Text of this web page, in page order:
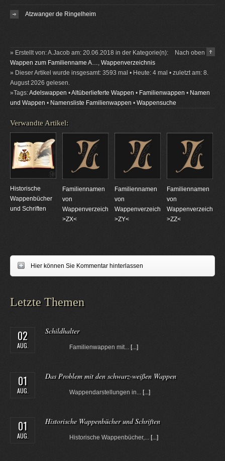
Atzwanger de Ringelheim
Nach oben
» Erstellt von: A.Jacob am: 20.06.2018 in der Kategorie(n):
Wappen zum Familienname A…, Wappenverzeichnis
» Dieser Artikel wurde insgesamt: 3593 mal • Heute: 4 mal • zuletzt am: 8.
August 2026 gelesen.
»Tags:Adelswappen •Altüberlieferte Wappen • Familienwappen • Namen
und Wappen • Namensliste Familienwappen • Wappensuche
Verwandte Artikel:
Historische
Wappenbücher
und Schriften
Familiennamen
von
Wappenverzeichnungen
>ZX<
Familiennamen
von
Wappenverzeichnungen
>ZY<
Familiennamen
von
>ZZ<
Hier können Sie Kommentar hinterlassen
Letzte Themen
02
AUG.
Schildhalter
Familienwappen mit... [...]
01
AUG.
Das Problem mit den schwarz-weißen Wappen
Wappendarstellungen in... [...]
01
AUG.
Historische Wappenbücher und Schriften
Historische Wappenbücher,... [...]